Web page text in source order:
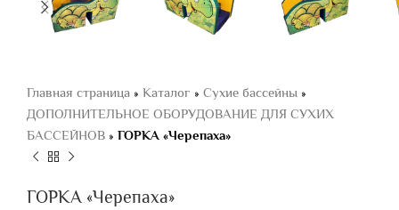
Главная страница » Каталог » Сухие бассейны »
ДОПОЛНИТЕЛЬНОЕ ОБОРУДОВАНИЕ ДЛЯ СУХИХ
БАССЕЙНОВ » ГОРКА «Черепаха»
ГОРКА «Черепаха»